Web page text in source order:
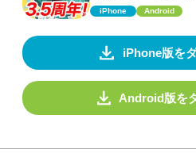
iPhone Android
iPhone版を
Android版を